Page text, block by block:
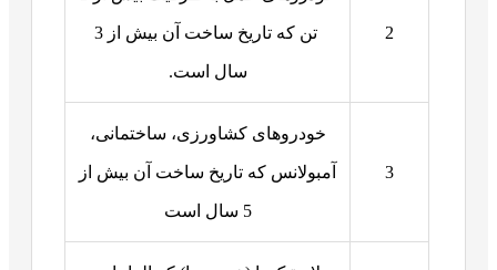
2 تن که تاریخ ساخت آن بیش از 3
سال است.
3
خودروهای کشاورزی، ساختمانی،
آمبولانس که تاریخ ساخت آن بیش از
5 سال است